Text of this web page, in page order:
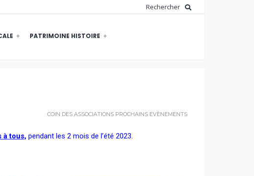
PATRIMOINE HISTOIRE
COIN DES ASSOCIATIONS PROCHAINS EVÈNEMENTS
à tous, pendant les 2 mois de l’été 2023.